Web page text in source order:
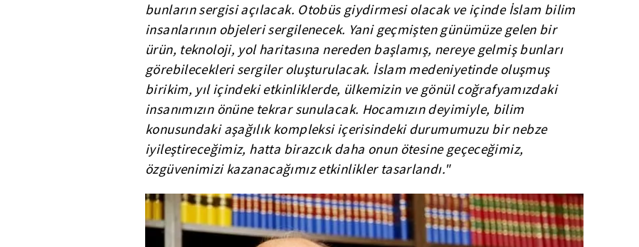
bunların sergisi açılacak. Otobüs giydirmesi olacak ve içinde İslam bilim
insanlarının objeleri sergilenecek. Yani geçmişten günümüze gelen bir
ürün, teknoloji, yol haritasına nereden başlamış, nereye gelmiş bunları
görebilecekleri sergiler oluşturulacak. İslam medeniyetinde oluşmuş
birikim, yıl içindeki etkinliklerde, ülkemizin ve gönül coğrafyamızdaki
insanımızın önüne tekrar sunulacak. Hocamızın deyimiyle, bilim
konusundaki aşağılık kompleksi içerisindeki durumumuzu bir nebze
iyileştireceğimiz, hatta birazcık daha onun ötesine geçeceğimiz,
özgüvenimizi kazanacağımız etkinlikler tasarlandı."